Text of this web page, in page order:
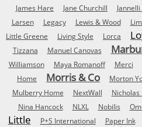
James Hare
Jane Churchill
Larsen
Legacy Lewis & Wood
Little Greene
Living Style Lorca
Tizzana
Manuel Canovas
Williamson
Maya Romanoff Merci
Home
Morris & Co Morton
Mulberry Home
NextWall
Nina Hancock NLXL Nobilis
Little
P+S International Paper Ink